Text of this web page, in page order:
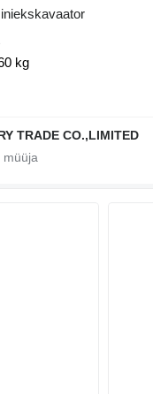
kg
TRADE CO.,LIMITED